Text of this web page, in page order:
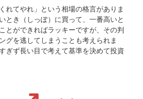
れてやれ」という相場の格言がありま
とき（しっぽ）に買って、一番高いと
とができればラッキーですが、その判
グを逃してしまうことも考えられま
ぎず長い目で考えて基準を決めて投資